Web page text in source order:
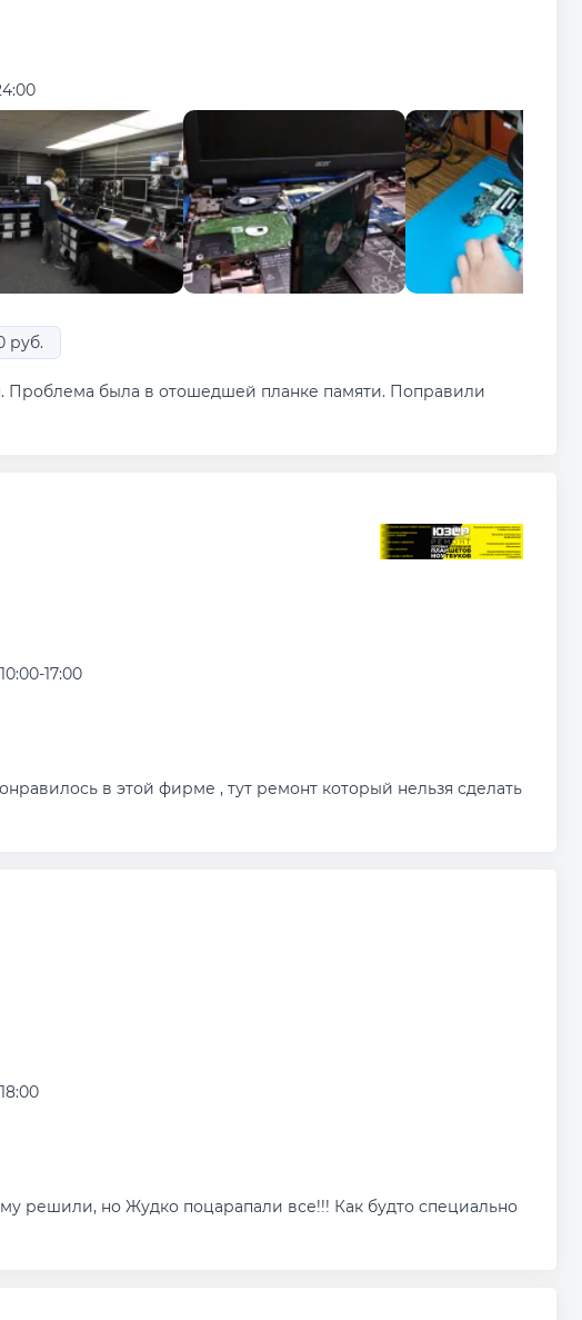
руб.
была в отошедшей планке памяти. Поправили
17:00
в этой фирме , тут ремонт который нельзя сделать
решили, но Жудко поцарапали все!!! Как будто специально